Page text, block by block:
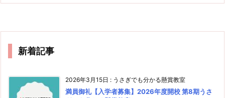
新着記事
2026年3月15日 : うさぎでも分かる懸賞教室
満員御礼【入学者募集】2026年度開校 第8期うさ